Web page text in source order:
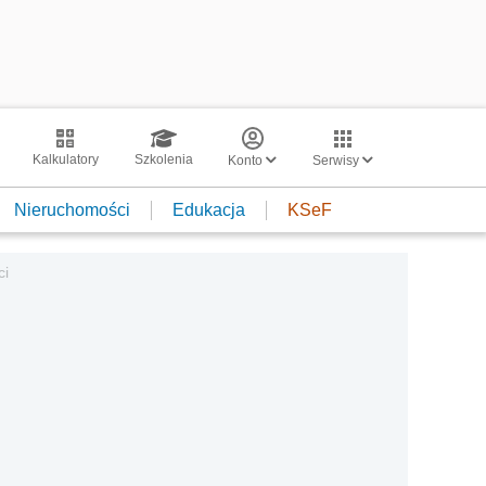
Kalkulatory Szkolenia Konto Serwisy
Nieruchomości Edukacja KSeF